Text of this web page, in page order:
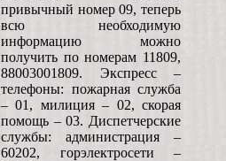
привычный номер 09, теперь
всю необходимую
информацию можно
получить по номерам 11809,
88003001809. Экспресс –
телефоны: пожарная служба
– 01, милиция – 02, скорая
помощь – 03. Диспетчерские
службы: администрация –
60202, горэлектросети –